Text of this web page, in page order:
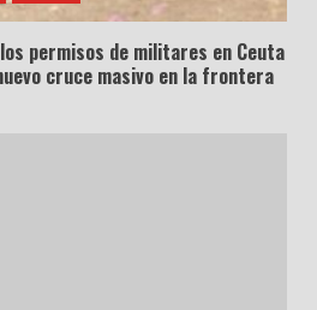
permisos de militares en Ceuta
cruce masivo en la frontera